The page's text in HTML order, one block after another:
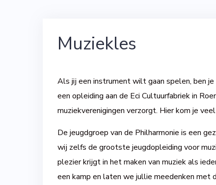
Muziekles
Als jij een instrument wilt gaan spelen, ben
een opleiding aan de Eci Cultuurfabriek in
muziekverenigingen verzorgt. Hier kom je
De jeugdgroep van de Philharmonie is een
wij zelfs de grootste jeugdopleiding voor
plezier krijgt in het maken van muziek als
een kamp en laten we jullie meedenken met